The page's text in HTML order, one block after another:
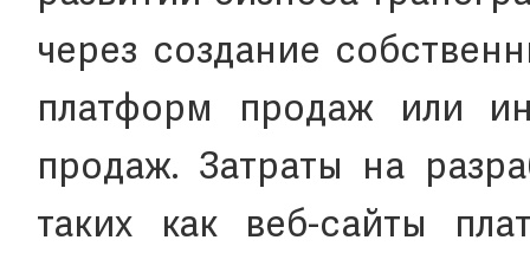
через создание
платформ продаж или
продаж. Затраты на
таких как веб-сайты